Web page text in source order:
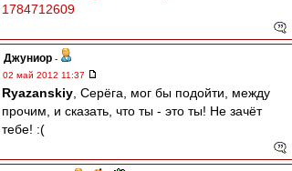
1784712609
Джуниор -
02 май 2012 11:37
Ryazanskiy , Серёга, мог бы подойти, между
прочим, и сказать, что ты - это ты! Не зачёт
тебе! :(